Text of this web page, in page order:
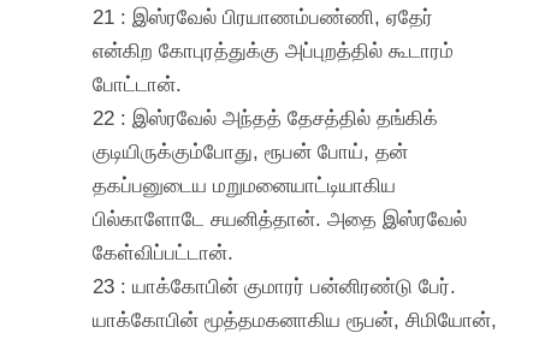
21 : இஸ்ரவேல் பிரயாணம்பண்ணி, ஏதேர்
என்கிற கோபுரத்துக்கு அப்புறத்தில் கூடாரம்
போட்டான்.
22 : இஸ்ரவேல் அந்தத் தேசத்தில் தங்கிக்
குடியிருக்கும்போது, ரூபன் போய், தன்
தகப்பனுடைய மறுமனையாட்டியாகிய
பில்காளோடே சயனித்தான். அதை இஸ்ரவேல்
கேள்விப்பட்டான்.
23 : யாக்கோபின் குமாரர் பன்னிரண்டு பேர்.
யாக்கோபின் மூத்தமகனாகிய ரூபன், சிமியோன்,